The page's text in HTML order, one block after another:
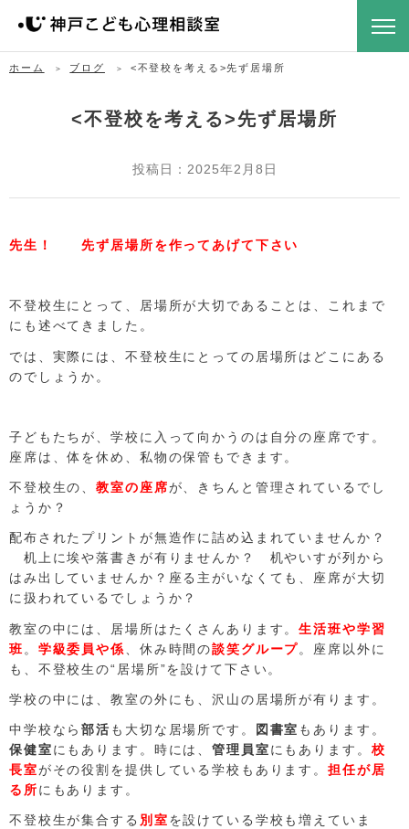
ホーム ブログ <不登校を考える>先ず居場所
<不登校を考える>先ず居場所
投稿日：2025年2月8日
先生！ 先ず居場所を作ってあげて下さい
不登校生にとって、居場所が大切であることは、これまで
にも述べてきました。
では、実際には、不登校生にとっての居場所はどこにある
のでしょうか。
子どもたちが、学校に入って向かうのは自分の座席です。
座席は、体を休め、私物の保管もできます。
不登校生の、教室の座席が、きちんと管理されているでし
ょうか？
配布されたプリントが無造作に詰め込まれていませんか？
机上に埃や落書きが有りませんか？ 机やいすが列から
はみ出していませんか？座る主がいなくても、座席が大切
に扱われているでしょうか？
教室の中には、居場所はたくさんあります。生活班や学習
班 。 学級委員や係 、休み時間の談笑グループ。座席以外に
も、不登校生の“居場所”を設けて下さい。
学校の中には、教室の外にも、沢山の居場所が有ります。
中学校なら部活 も大切な居場所です。 図書室 もあります。
保健室にもあります。時には、管理員室にもあります。 校
長室がその役割を提供している学校もあります。担任が居
る所にもあります。
不登校生が集合する 別室を設けている学校も増えていま